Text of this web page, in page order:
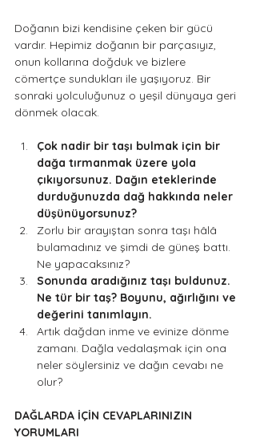
Doğanın bizi kendisine çeken bir gücü
vardır. Hepimiz doğanın bir parçasıyız,
onun kollarına doğduk ve bizlere
cömertçe sundukları ile yaşıyoruz. Bir
sonraki yolculuğunuz o yeşil dünyaya geri
dönmek olacak.
Çok nadir bir taşı bulmak için bir
dağa tırmanmak üzere yola
çıkıyorsunuz. Dağın eteklerinde
durduğunuzda dağ hakkında neler
düşünüyorsunuz?
Zorlu bir arayıştan sonra taşı hâlâ
bulamadınız ve şimdi de güneş battı.
Ne yapacaksınız?
Sonunda aradığınız taşı buldunuz.
Ne tür bir taş? Boyunu, ağırlığını ve
değerini tanımlayın.
Artık dağdan inme ve evinize dönme
zamanı. Dağla vedalaşmak için ona
neler söylersiniz ve dağın cevabı ne
olur?
DAĞLARDA İÇİN CEVAPLARINIZIN
YORUMLARI